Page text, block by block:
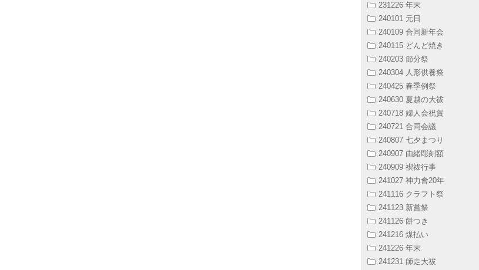
231226 年末
240101 元日
240109 合同新年会
240115 どんど焼き
240203 節分祭
240304 人形供養祭
240425 春季例祭
240630 夏越の大祓
240718 婦人会祝賀
240721 合同会議
240807 七夕まつり
240907 由緒彫刻額
240909 禊祓行事
241027 神力會20年
241116 クラフト祭
241123 新嘗祭
241126 餅つき
241216 煤払い
241226 年末
241231 師走大祓